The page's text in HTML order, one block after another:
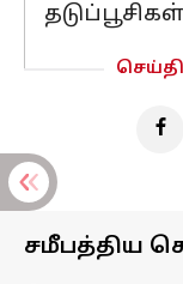
சமீபத்திய